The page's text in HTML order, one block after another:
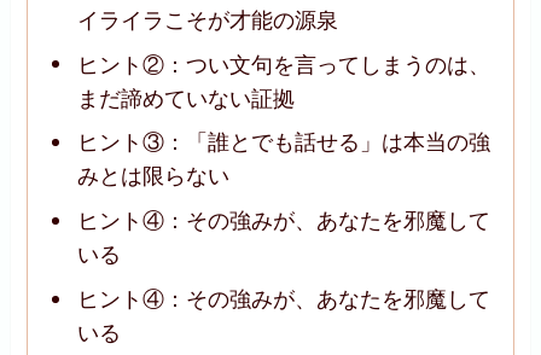
イライラこそが才能の源泉
ヒント②：つい文句を言ってしまうのは、
まだ諦めていない証拠
ヒント③：「誰とでも話せる」は本当の強
みとは限らない
ヒント④：その強みが、あなたを邪魔して
いる
ヒント④：その強みが、あなたを邪魔して
いる